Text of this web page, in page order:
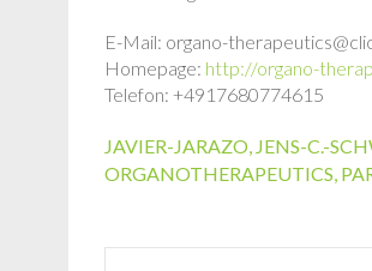
E-Mail: organo-
Homepage: http://organo-
Telefon: +4917680774615
JAVIER-JARAZO, JENS-C.-
ORGANOTHERAPEUTICS,